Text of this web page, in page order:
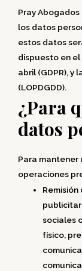
Pray Abogados
los datos
estos datos
dispuesto en el
abril (GDPR), y
(LOPDGDD).
¿Para
datos
Para mantener
operaciones
sociales
físico,